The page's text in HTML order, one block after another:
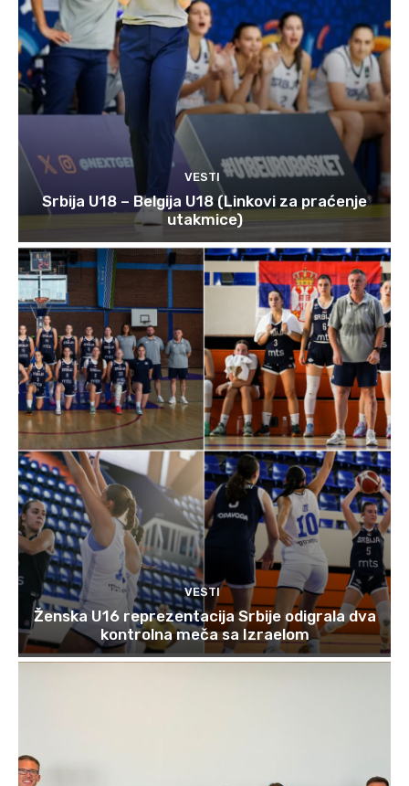
VESTI
Srbija U18 – Belgija U18 (Linkovi za praćenje
utakmice)
VESTI
Ženska U16 reprezentacija Srbije odigrala dva
kontrolna meča sa Izraelom